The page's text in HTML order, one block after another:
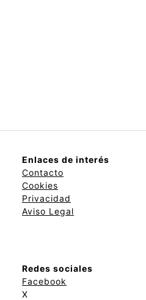
Enlaces de interés
Contacto
Cookies
Privacidad
Aviso Legal
Redes sociales
Facebook
X